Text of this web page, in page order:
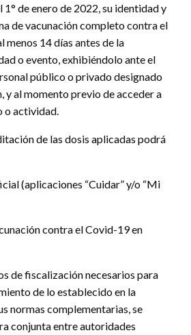
de enero de 2022, su identidad y
de vacunación completo contra el
menos 14 días antes de la
o evento, exhibiéndolo ante el
público o privado designado
y al momento previo de acceder a
o actividad.
de las dosis aplicadas podrá
(aplicaciones “Cuidar” y/o “Mi
contra el Covid-19 en
de fiscalización necesarios para
de lo establecido en la
normas complementarias, se
conjunta entre autoridades